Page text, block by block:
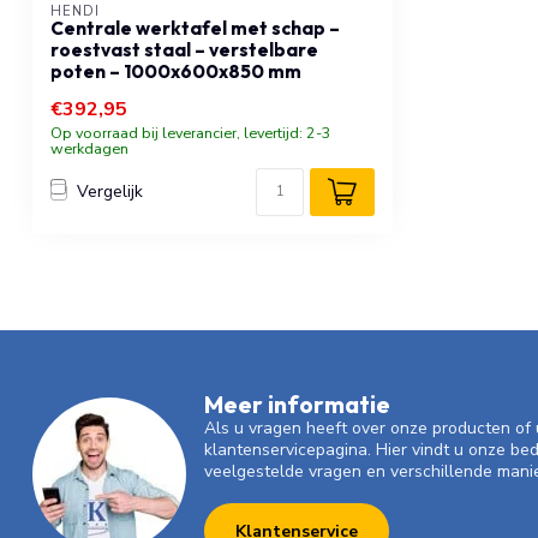
HENDI
Centrale werktafel met schap –
roestvast staal – verstelbare
poten – 1000x600x850 mm
€392,95
Op voorraad bij leverancier, levertijd: 2-3
werkdagen
Vergelijk
Meer informatie
Als u vragen heeft over onze producten of
klantenservicepagina. Hier vindt u onze
veelgestelde vragen en verschillende
Klantenservice